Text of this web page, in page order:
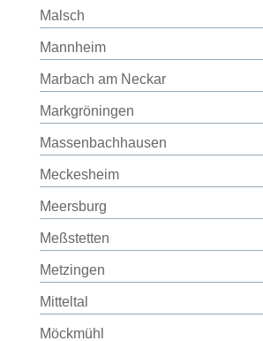
Malsch
Mannheim
Marbach am Neckar
Markgröningen
Massenbachhausen
Meckesheim
Meersburg
Meßstetten
Metzingen
Mitteltal
Möckmühl